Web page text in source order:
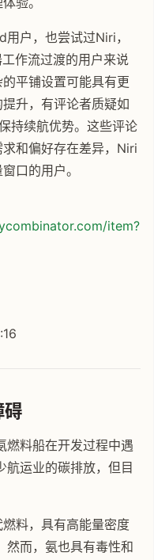
户，也尝试过Niri，
作流过渡的用户来说
平铺设置可能具有更
升，有评论者质疑如
持续航优势。这些评论
和偏好存在差异，Niri
口的用户。
item?
碍
燃料船在开发过程中遇
航运业的碳排放，但目
料，具有高能量密度
然而，氨也具有毒性和